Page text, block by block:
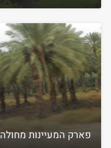
פארק המעיינות מחולה